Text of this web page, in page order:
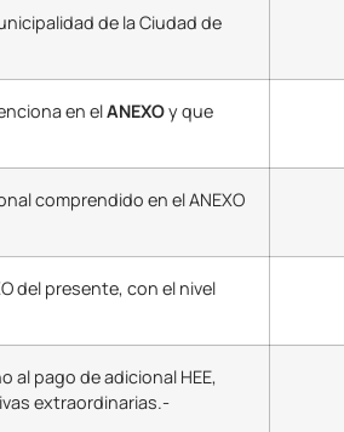
de la Ciudad de
en elANEXOy que
comprendido en el ANEXO
del presente, con el nivel
pago de adicional HEE,
extraordinarias.-